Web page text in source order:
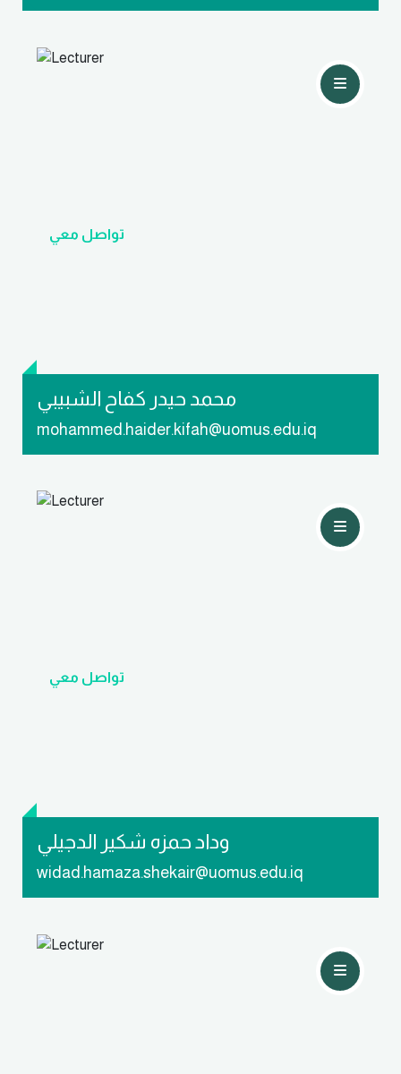
محمد حيدر كفاح الشبيبي
mohammed.haider.kifah@uomus.edu.iq
تواصل معي
وداد حمزه شكير الدجيلي
widad.hamaza.shekair@uomus.edu.iq
تواصل معي